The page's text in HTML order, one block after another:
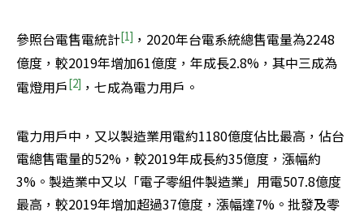
參照台電售電統計[1] ，2020年台電系統總售電量為2248
億度，較2019年增加61億度，年成長2.8%，其中三成為
電燈用戶[2] ，七成為電力用戶。
電力用戶中，又以製造業用電約1180億度佔比最高，佔台
電總售電量的52%，較2019年成長約35億度，漲幅約
3%。製造業中又以「電子零組件製造業」用電507.8億度
最高，較2019年增加超過37億度，漲幅達7%。批發及零